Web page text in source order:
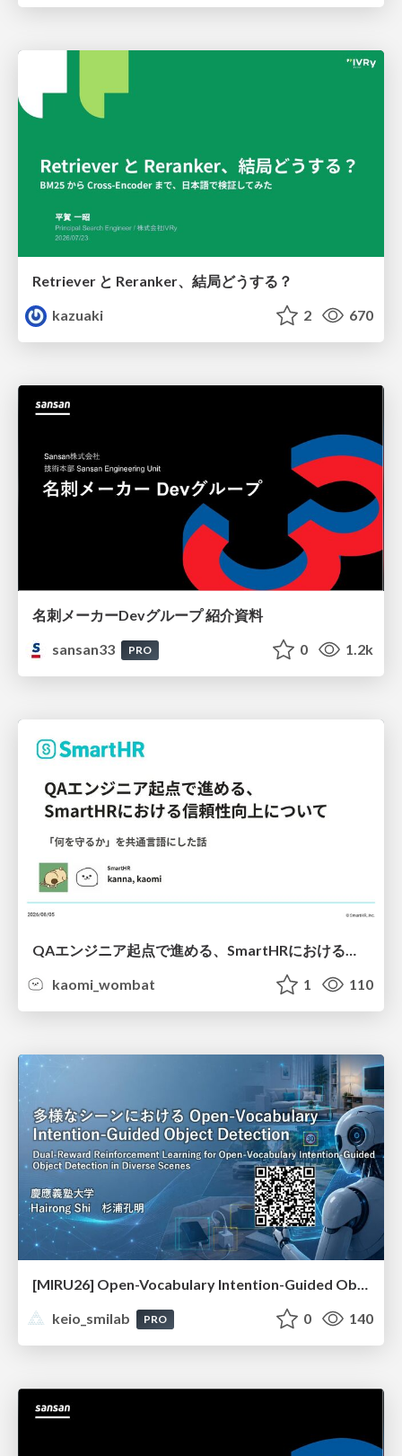
Retriever と Reranker、結局どうする？
kazuaki
2 670
名刺メーカーDevグループ 紹介資料
sansan33
PRO 0 1.2k
kaomi_wombat
1 110
[MIRU26] Open-Vocabulary Intention-Guided Object Detection in Diverse Scenes
keio_smilab
PRO 0 140